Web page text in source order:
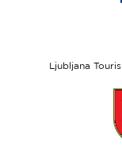
Ljubljana